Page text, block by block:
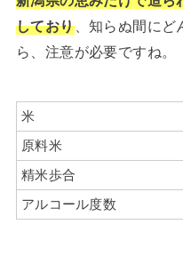
しており、知らぬ間にど
ら、注意が必要ですね。
米
原料米
精米歩合
アルコール度数